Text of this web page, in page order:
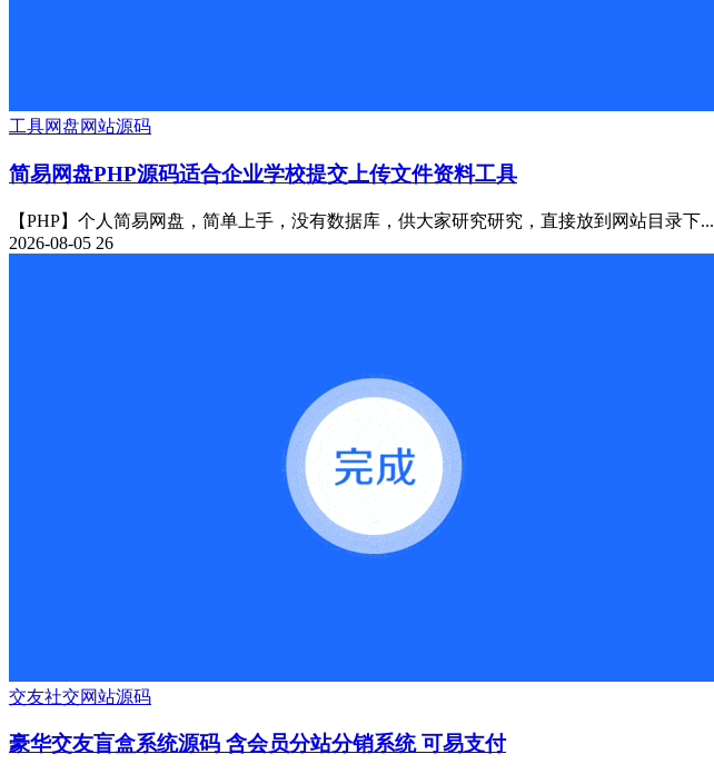
工具网盘网站源码
简易网盘PHP源码适合企业学校提交上传文件资料工具
【PHP】个人简易网盘，简单上手，没有数据库，供大家研究研究，直接放到网站目录下...
2026-08-05 26
交友社交网站源码
豪华交友盲盒系统源码 含会员分站分销系统 可易支付